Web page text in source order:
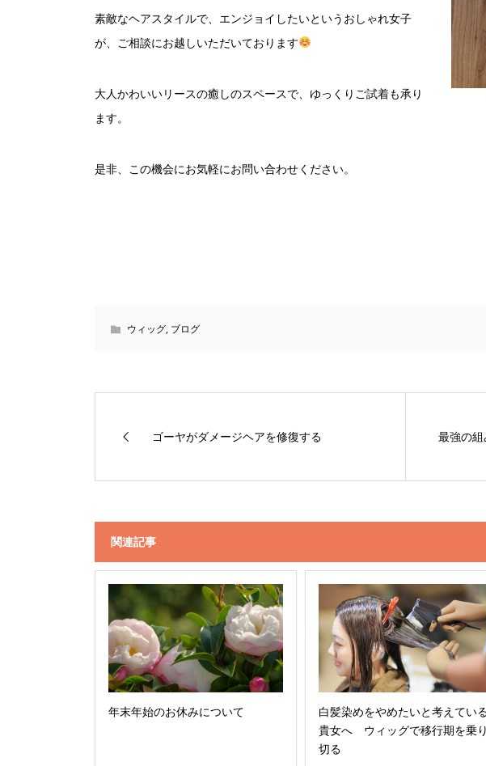
素敵なヘアスタイルで、エンジョイしたいというおしゃれ女子
が、ご相談にお越しいただいております
大人かわいいリースの癒しのスペースで、ゆっくりご試着も承り
ます。
是非、この機会にお気軽にお問い合わせください。
ウィッグ, ブログ
ゴーヤがダメージヘアを修復する 最強の組
関連記事
年末年始のお休みについて
白髪染めをやめたいと考えてい
貴女へ ウィッグで移行期を乗り
切る